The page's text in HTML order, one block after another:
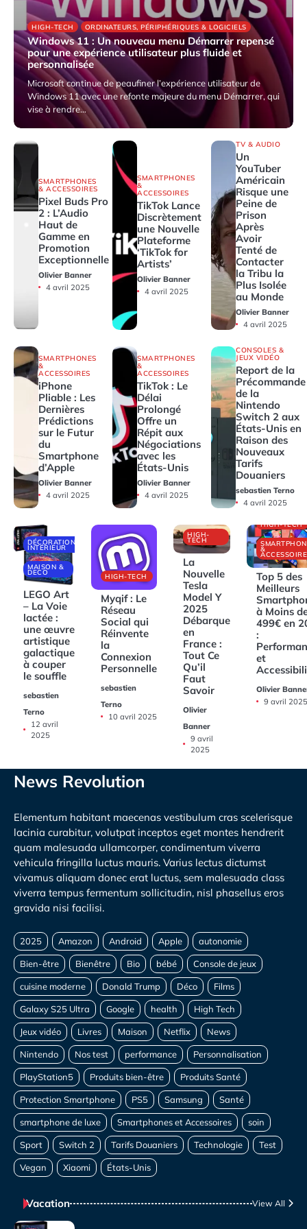
HIGH-TECH ORDINATEURS, PÉRIPHÉRIQUES & LOGICIELS
Windows 11 : Un nouveau menu Démarrer repensé
pour une expérience utilisateur plus fluide et
personnalisée
Microsoft continue de peaufiner l’expérience utilisateur de
Windows 11 avec une refonte majeure du menu Démarrer, qui
vise à rendre…
9 avril 2025
SMARTPHONES
& ACCESSOIRES
Pixel Buds Pro
2 : L’Audio
Haut de
Gamme en
Promotion
Exceptionnelle
Olivier Banner
4 avril 2025
SMARTPHONES
&
ACCESSOIRES
TikTok Lance
Discrètement
une Nouvelle
Plateforme
‘TikTok for
Artists’
Olivier Banner
4 avril 2025
TV & AUDIO
Un
YouTuber
Américain
Risque une
Peine de
Prison
Après
Avoir
Tenté de
Contacter
la Tribu la
Plus Isolée
au Monde
Olivier Banner
4 avril 2025
SMARTPHONES
&
ACCESSOIRES
iPhone
Pliable : Les
Dernières
Prédictions
sur le Futur
du
Smartphone
d’Apple
Olivier Banner
4 avril 2025
SMARTPHONES
&
ACCESSOIRES
TikTok : Le
Délai
Prolongé
Offre un
Répit aux
Négociations
avec les
États-Unis
Olivier Banner
4 avril 2025
CONSOLES &
JEUX VIDÉO
Report de la
Précommande
de la
Nintendo
Switch 2 aux
États-Unis en
Raison des
Nouveaux
Tarifs
Douaniers
sebastien Terno
4 avril 2025
DÉCORATIONS
INTÉRIEUR
MAISON &
DECO
LEGO Art
– La Voie
lactée :
une œuvre
artistique
galactique
à couper
le souffle
sebastien
Terno
12 avril
2025
HIGH-TECH
Myqif : Le
Réseau
Social qui
Réinvente
la
Connexion
Personnelle
sebastien
Terno
10 avril 2025
HIGH-
TECH
La
Nouvelle
Tesla
Model Y
2025
Débarque
en
France :
Tout Ce
Qu’il
Faut
Savoir
Olivier
Banner
9 avril
2025
HIGH-TECH
&
Top 5 des
Meilleurs
à Moins
499€ en
:
et
Olivier
9 avril 2025
News Revolution
Elementum habitant maecenas vestibulum cras scelerisque
lacinia curabitur, volutpat inceptos eget montes hendrerit
quam malesuada ullamcorper, condimentum viverra
vehicula fringilla luctus mauris. Varius lectus dictumst
vivamus aliquam donec erat luctus, sem malesuada class
viverra tempus fermentum sollicitudin, nisl phasellus eros
gravida nisi facilisi.
Vacation View All